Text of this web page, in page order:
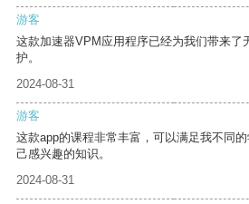
游客
这款加速器VPM应用程序已经为我们带来了
护。
2024-08-31
游客
这款app的课程非常丰富，可以满足我不同
己感兴趣的知识。
2024-08-31